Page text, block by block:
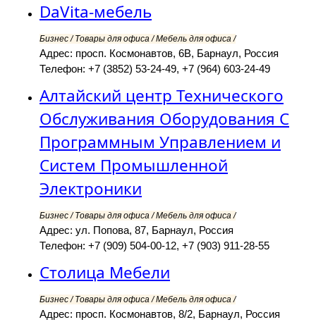
DaVita-мебель
Бизнес / Товары для офиса / Мебель для офиса /
Адрес: просп. Космонавтов, 6В, Барнаул, Россия
Телефон: +7 (3852) 53-24-49, +7 (964) 603-24-49
Алтайский центр Технического
Обслуживания Оборудования С
Программным Управлением и
Систем Промышленной
Электроники
Бизнес / Товары для офиса / Мебель для офиса /
Адрес: ул. Попова, 87, Барнаул, Россия
Телефон: +7 (909) 504-00-12, +7 (903) 911-28-55
Столица Мебели
Бизнес / Товары для офиса / Мебель для офиса /
Адрес: просп. Космонавтов, 8/2, Барнаул, Россия